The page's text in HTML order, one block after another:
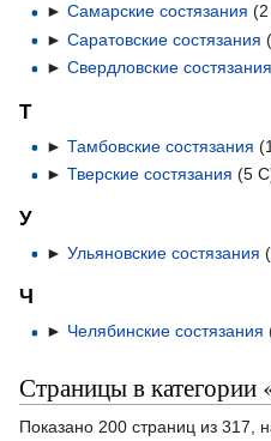
►Самарские состязания ‎
►Саратовские состязания ‎
►Свердловские состязания
Т
►Тамбовские состязания ‎
►Тверские состязания ‎(5
У
►Ульяновские состязания ‎
Ч
► Челябинские состязания ‎
Страницы в категории
Показано 200 страниц из 317,